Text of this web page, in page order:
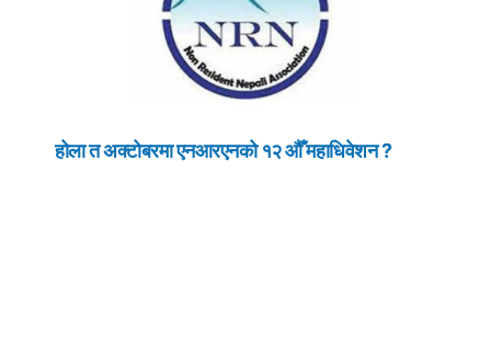
होला त अक्टोबरमा एनआरएनको १२ औँ महाधिवेशन ?